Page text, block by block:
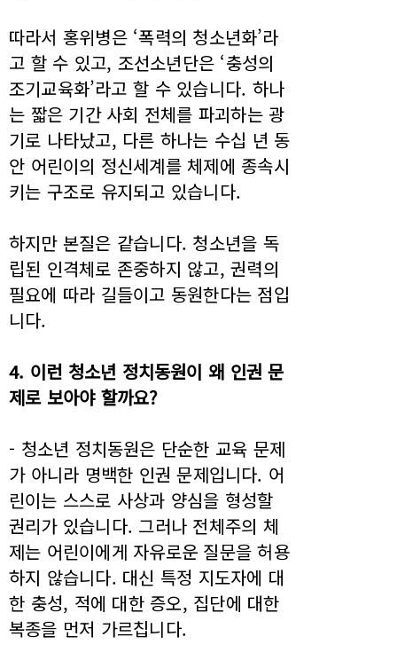
따라서 홍위병은 ‘폭력의 청소년화’라
고 할 수 있고, 조선소년단은 ‘충성의
조기교육화’라고 할 수 있습니다. 하나
는 짧은 기간 사회 전체를 파괴하는 광
기로 나타났고, 다른 하나는 수십 년 동
안 어린이의 정신세계를 체제에 종속시
키는 구조로 유지되고 있습니다.
하지만 본질은 같습니다. 청소년을 독
립된 인격체로 존중하지 않고, 권력의
필요에 따라 길들이고 동원한다는 점입
니다.
4. 이런 청소년 정치동원이 왜 인권 문
제로 보아야 할까요?
- 청소년 정치동원은 단순한 교육 문제
가 아니라 명백한 인권 문제입니다. 어
린이는 스스로 사상과 양심을 형성할
권리가 있습니다. 그러나 전체주의 체
제는 어린이에게 자유로운 질문을 허용
하지 않습니다. 대신 특정 지도자에 대
한 충성, 적에 대한 증오, 집단에 대한
복종을 먼저 가르칩니다.